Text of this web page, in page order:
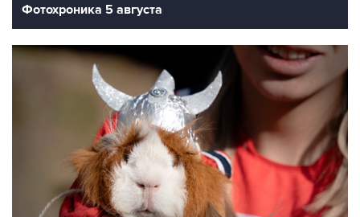
Фотохроника 5 августа